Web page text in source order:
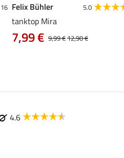
16 Felix Bühler 5.0
tanktop Mira
9,99 €12,90 €
7,99 €
4.6